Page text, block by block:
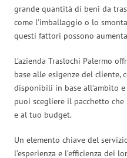
grande quantità di beni da
come l’imballaggio o lo
questi fattori possono
L’azienda Traslochi Palermo
base alle esigenze del cliente,
disponibili in base all’ambito
puoi scegliere il pacchetto
e al tuo budget.
Un elemento chiave del
l’esperienza e l’efficienza dei